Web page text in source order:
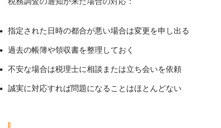
指定された日時の都合が悪い場合は変更を申し出る
過去の帳簿や領収書を整理しておく
不安な場合は税理士に相談または立ち会いを依頼
誠実に対応すれば問題になることはほとんどない